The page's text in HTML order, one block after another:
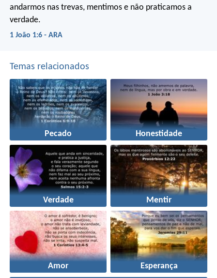
andarmos nas trevas, mentimos e não praticamos a
verdade.
1 João 1:6 - ARA
Temas relacionados
Pecado Honestidade
Verdade Mentir
Amor Esperança